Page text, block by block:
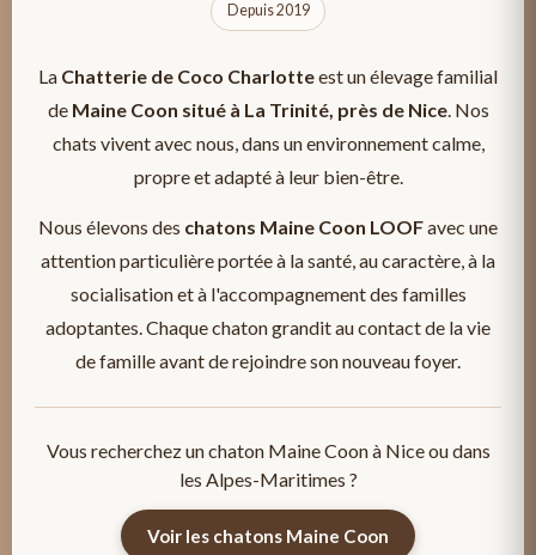
Depuis 2019
La Chatterie de Coco Charlotteest un élevage familial
de Maine Coon situé à La Trinité, près de Nice. Nos
chats vivent avec nous, dans un environnement calme,
propre et adapté à leur bien-être.
Nous élevons des chatons Maine Coon LOOFavec une
attention particulière portée à la santé, au caractère, à la
socialisation et à l'accompagnement des familles
adoptantes. Chaque chaton grandit au contact de la vie
de famille avant de rejoindre son nouveau foyer.
Vous recherchez un chaton Maine Coon à Nice ou dans
les Alpes-Maritimes ?
Voir les chatons Maine Coon